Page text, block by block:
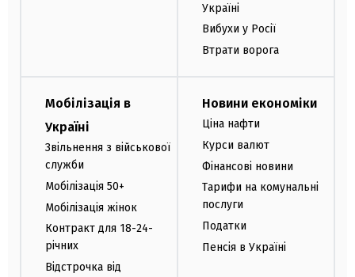
Україні
Вибухи у Росії
Втрати ворога
Мобілізація в
Україні
Звільнення з військової
служби
Мобілізація 50+
Мобілізація жінок
Контракт для 18-24-
річних
Відстрочка від
Новини економіки
Ціна нафти
Курси валют
Фінансові новини
Тарифи на комунальні
послуги
Податки
Пенсія в Україні